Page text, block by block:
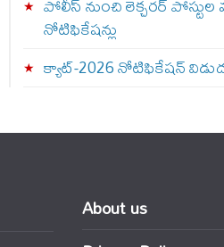
నోటిఫికేషన్లు
క్యాట్-2026 నోటిఫికేషన్
About us